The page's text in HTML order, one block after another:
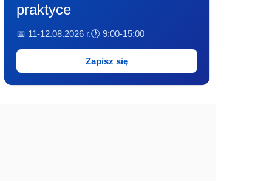
praktyce
📅 11-12.08.2026 r.🕐 9:00-15:00
Zapisz się